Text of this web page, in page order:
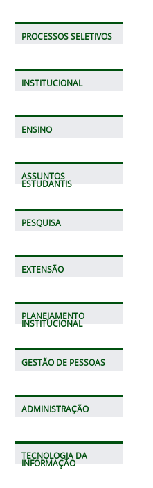
PROCESSOS SELETIVOS
INSTITUCIONAL
ENSINO
ASSUNTOS
ESTUDANTIS
PESQUISA
EXTENSÃO
PLANEJAMENTO
INSTITUCIONAL
GESTÃO DE PESSOAS
ADMINISTRAÇÃO
TECNOLOGIA DA
INFORMAÇÃO